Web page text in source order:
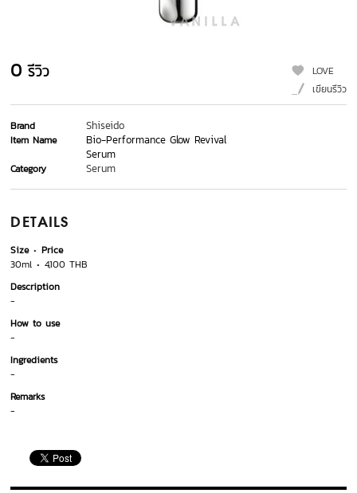
0 รีวิว
LOVE
เขียนรีวิว
Brand Shiseido
Item Name
Bio-Performance Glow Revival
Serum
Category Serum
DETAILS
Size
Price
30ml
4,100 THB
Description
-
How to use
-
Ingredients
-
Remarks
-